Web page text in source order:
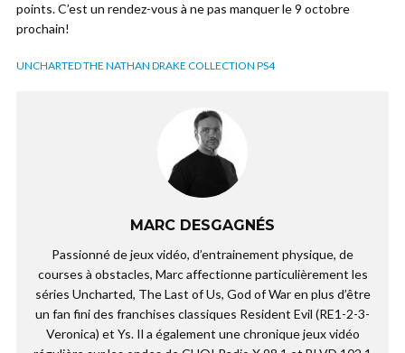
points. C’est un rendez-vous à ne pas manquer le 9 octobre
prochain!
UNCHARTED THE NATHAN DRAKE COLLECTION PS4
MARC DESGAGNÉS
Passionné de jeux vidéo, d’entrainement physique, de
courses à obstacles, Marc affectionne particulièrement les
séries Uncharted, The Last of Us, God of War en plus d’être
un fan fini des franchises classiques Resident Evil (RE1-2-3-
Veronica) et Ys. Il a également une chronique jeux vidéo